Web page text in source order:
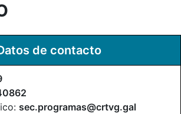
de contacto
sec.programas@crtvg.gal